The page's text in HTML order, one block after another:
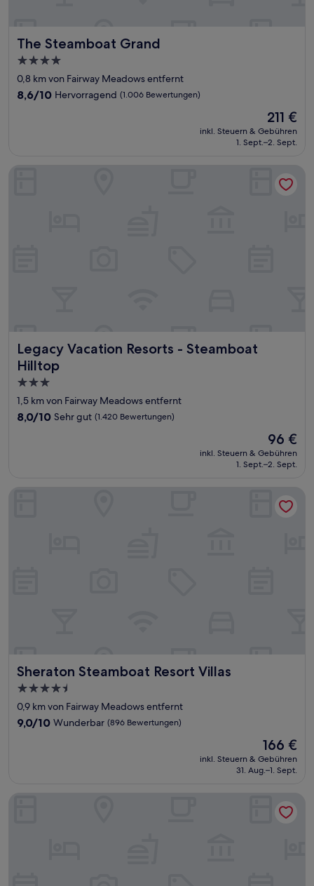
The Steamboat Grand
The Steamboat Grand
4.0-
Sterne-
Unterkunft
0,8 km von Fairway Meadows entfernt
8.6
8,6/10 Hervorragend (1.006 Bewertungen)
Der
Preis
beträgt
211 €
inkl. Steuern & Gebühren
1. Sept.–2. Sept.
Legacy Vacation Resorts - Steamboat
Hilltop
Legacy Vacation Resorts - Steamboat Hilltop
3.0-
Sterne-
Unterkunft
1,5 km von Fairway Meadows entfernt
8.0
Bewertungen)
8,0/10 Sehr gut (1.420 Bewertungen)
Der
Preis
beträgt
96 €
inkl. Steuern & Gebühren
1. Sept.–2. Sept.
Legacy Vacation Resorts - Steamboat Hilltop
Sheraton Steamboat Resort Villas
Sheraton Steamboat Resort Villas
4.5-
Sterne-
Unterkunft
0,9 km von Fairway Meadows entfernt
9.0
9,0/10 Wunderbar (896 Bewertungen)
Der
Preis
beträgt
166 €
inkl. Steuern & Gebühren
31. Aug.–1. Sept.
La Quinta Inn by Wyndham Steamboat Springs